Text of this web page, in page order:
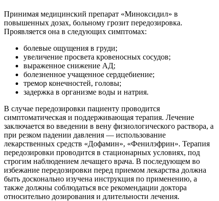
Принимая медицинский препарат «Миноксидил» в
повышенных дозах, больному грозит передозировка.
Проявляется она в следующих симптомах:
болевые ощущения в груди;
увеличение просвета кровеносных сосудов;
выраженное снижение АД;
болезненное учащенное сердцебиение;
тремор конечностей, головы;
задержка в организме воды и натрия.
В случае передозировки пациенту проводится
симптоматическая и поддерживающая терапия. Лечение
заключается во введении в вену физиологического раствора, а
при резком падении давления — использование
лекарственных средств «Дофамин», «Фенилэфрин». Терапия
передозировки проводится в стационарных условиях, под
строгим наблюдением лечащего врача. В последующем во
избежание передозировки перед приемом лекарства должна
быть досконально изучена инструкция по применению, а
также должны соблюдаться все рекомендации доктора
относительно дозирования и длительности лечения.